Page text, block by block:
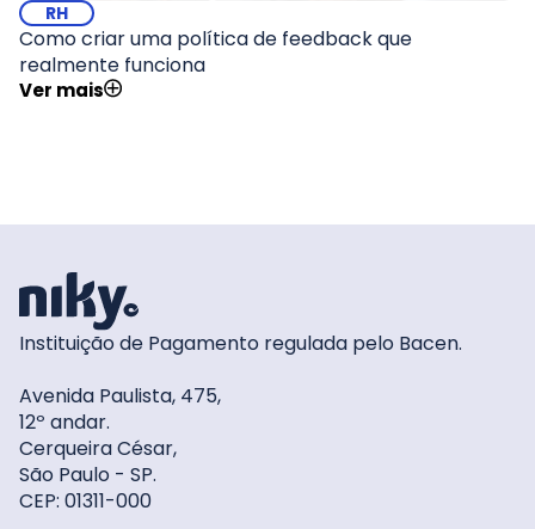
RH
Como criar uma política de feedback que
realmente funciona
Ver mais
Instituição de Pagamento regulada pelo Bacen.
Avenida Paulista, 475,
12º andar.
Cerqueira César,
São Paulo - SP.
CEP: 01311-000